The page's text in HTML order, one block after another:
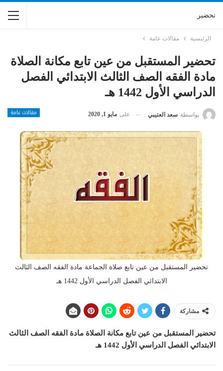
تحضير
الرئيسية مقالات عامة
تحضير المستقبل من عين تابع مكانة الصلاة
مادة الفقه الصف الثالث الابتدائي الفصل
الدراسي الأول 1442 هـ
مقالات عامة بواسطة سعد العتيبي على مايو 1, 2020
تحضير المستقبل من عين تابع صلاة الجماعة مادة الفقه الصف الثالث
الابتدائي الفصل الدراسي الأول 1442 هـ
مشاركة
تحضير المستقبل من عين تابع مكانة الصلاة مادة الفقه الصف الثالث
الابتدائي الفصل الدراسي الأول 1442 هـ